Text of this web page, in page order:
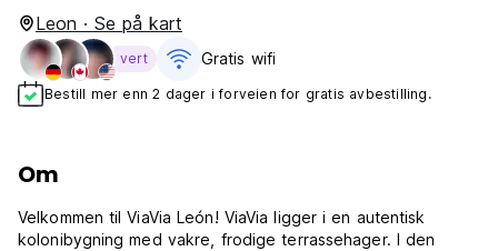
Leon · Se på kart
vert Gratis wifi‎
Bestill mer enn 2 dager i forveien for gratis avbestilling.
Om
Velkommen til ViaVia León! ViaVia ligger i en autentisk
kolonibygning med vakre, frodige terrassehager. I den